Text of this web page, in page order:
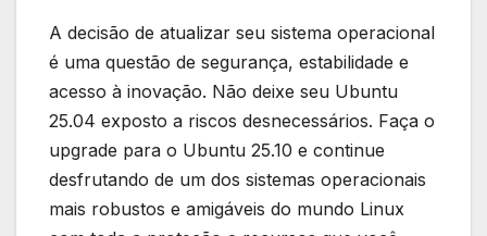
A decisão de atualizar seu sistema operacional
é uma questão de segurança, estabilidade e
acesso à inovação. Não deixe seu Ubuntu
25.04 exposto a riscos desnecessários. Faça o
upgrade para o Ubuntu 25.10 e continue
desfrutando de um dos sistemas operacionais
mais robustos e amigáveis do mundo Linux